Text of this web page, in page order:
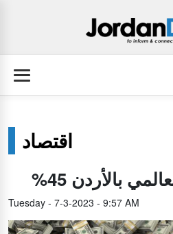
اقتصاد
بالأردن
Tuesday - 7-3-2023 - 9:57 AM